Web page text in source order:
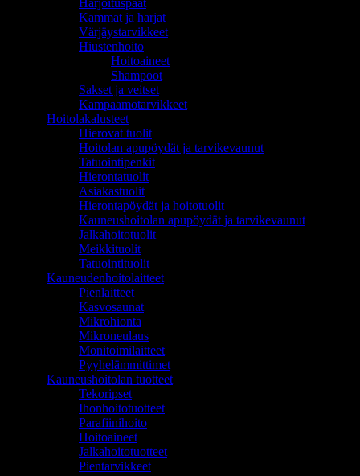
Harjoituspäät
Kammat ja harjat
Värjäystarvikkeet
Hiustenhoito
Hoitoaineet
Shampoot
Sakset ja veitset
Kampaamotarvikkeet
Hoitolakalusteet
Hierovat tuolit
Hoitolan apupöydät ja tarvikevaunut
Tatuointipenkit
Hierontatuolit
Asiakastuolit
Hierontapöydät ja hoitotuolit
Kauneushoitolan apupöydät ja tarvikevaunut
Jalkahoitotuolit
Meikkituolit
Tatuointituolit
Kauneudenhoitolaitteet
Pienlaitteet
Kasvosaunat
Mikrohionta
Mikroneulaus
Monitoimilaitteet
Pyyhelämmittimet
Kauneushoitolan tuotteet
Tekoripset
Ihonhoitotuotteet
Parafiinihoito
Hoitoaineet
Jalkahoitotuotteet
Pientarvikkeet